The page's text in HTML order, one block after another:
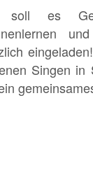
es
Singen in